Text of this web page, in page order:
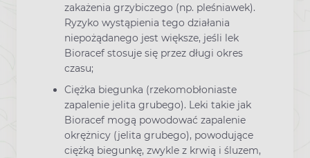
zakażenia grzybiczego (np. pleśniawek).
Ryzyko wystąpienia tego działania
niepożądanego jest większe, jeśli lek
Bioracef stosuje się przez długi okres
czasu;
Ciężka biegunka (rzekomobłoniaste
zapalenie jelita grubego). Leki takie jak
Bioracef mogą powodować zapalenie
okrężnicy (jelita grubego), powodujące
ciężką biegunkę, zwykle z krwią i śluzem,